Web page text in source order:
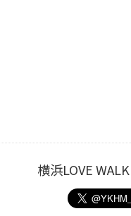
横浜LOVE